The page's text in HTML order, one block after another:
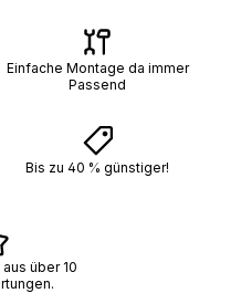
Einfache Montage da immer
Passend
Bis zu 40 % günstiger!
über 10